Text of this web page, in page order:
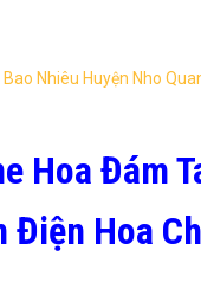
Hoa Đám
Điện Hoa